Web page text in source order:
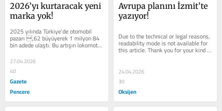
2026’yı kurtaracak yeni
marka yok!
2025 yılında Türkiye’de otomobil
pazarı ,62 büyüyerek 1 milyon 84
bin adede ulaştı. Bu artışın lokomotifi
ise Çinli BYD, Türk Togg ve...
27.04.2026
40
Gazete
Pencere
Avrupa planını İzmit’te
yazıyor!
Due to the technical or legal reasons,
readability mode is not available for
this article. Thank you for your kind
24.04.2026
30
Oksijen